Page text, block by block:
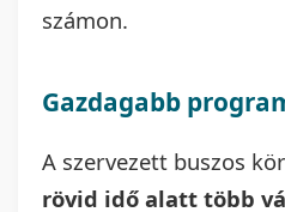
számon.
Gazdagabb
A szervezett buszos
rövid idő alatt több